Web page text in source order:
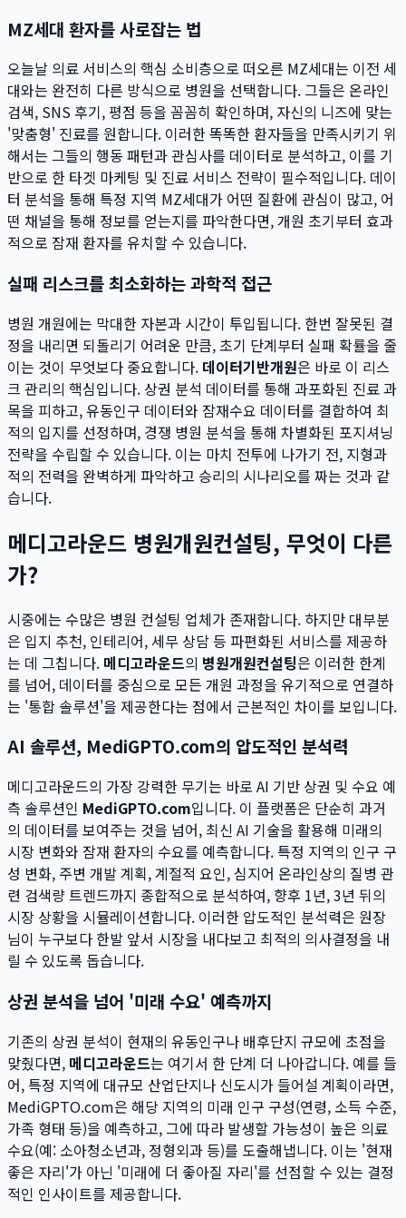
MZ세대 환자를 사로잡는 법
오늘날 의료 서비스의 핵심 소비층으로 떠오른 MZ세대는 이전 세
대와는 완전히 다른 방식으로 병원을 선택합니다. 그들은 온라인
검색, SNS 후기, 평점 등을 꼼꼼히 확인하며, 자신의 니즈에 맞는
'맞춤형' 진료를 원합니다. 이러한 똑똑한 환자들을 만족시키기 위
해서는 그들의 행동 패턴과 관심사를 데이터로 분석하고, 이를 기
반으로 한 타겟 마케팅 및 진료 서비스 전략이 필수적입니다. 데이
터 분석을 통해 특정 지역 MZ세대가 어떤 질환에 관심이 많고, 어
떤 채널을 통해 정보를 얻는지를 파악한다면, 개원 초기부터 효과
적으로 잠재 환자를 유치할 수 있습니다.
실패 리스크를 최소화하는 과학적 접근
병원 개원에는 막대한 자본과 시간이 투입됩니다. 한번 잘못된 결
정을 내리면 되돌리기 어려운 만큼, 초기 단계부터 실패 확률을 줄
이는 것이 무엇보다 중요합니다. 데이터기반개원은 바로 이 리스
크 관리의 핵심입니다. 상권 분석 데이터를 통해 과포화된 진료 과
목을 피하고, 유동인구 데이터와 잠재수요 데이터를 결합하여 최
적의 입지를 선정하며, 경쟁 병원 분석을 통해 차별화된 포지셔닝
전략을 수립할 수 있습니다. 이는 마치 전투에 나가기 전, 지형과
적의 전력을 완벽하게 파악하고 승리의 시나리오를 짜는 것과 같
습니다.
메디고라운드 병원개원컨설팅, 무엇이 다른
가?
시중에는 수많은 병원 컨설팅 업체가 존재합니다. 하지만 대부분
은 입지 추천, 인테리어, 세무 상담 등 파편화된 서비스를 제공하
는 데 그칩니다. 메디고라운드의 병원개원컨설팅은 이러한 한계
를 넘어, 데이터를 중심으로 모든 개원 과정을 유기적으로 연결하
는 '통합 솔루션'을 제공한다는 점에서 근본적인 차이를 보입니다.
AI 솔루션, MediGPTO.com의 압도적인 분석력
메디고라운드의 가장 강력한 무기는 바로 AI 기반 상권 및 수요 예
측 솔루션인 MediGPTO.com입니다. 이 플랫폼은 단순히 과거
의 데이터를 보여주는 것을 넘어, 최신 AI 기술을 활용해 미래의
시장 변화와 잠재 환자의 수요를 예측합니다. 특정 지역의 인구 구
성 변화, 주변 개발 계획, 계절적 요인, 심지어 온라인상의 질병 관
련 검색량 트렌드까지 종합적으로 분석하여, 향후 1년, 3년 뒤의
시장 상황을 시뮬레이션합니다. 이러한 압도적인 분석력은 원장
님이 누구보다 한발 앞서 시장을 내다보고 최적의 의사결정을 내
릴 수 있도록 돕습니다.
상권 분석을 넘어 '미래 수요' 예측까지
기존의 상권 분석이 현재의 유동인구나 배후단지 규모에 초점을
맞췄다면, 메디고라운드는 여기서 한 단계 더 나아갑니다. 예를 들
어, 특정 지역에 대규모 산업단지나 신도시가 들어설 계획이라면,
MediGPTO.com은 해당 지역의 미래 인구 구성(연령, 소득 수준,
가족 형태 등)을 예측하고, 그에 따라 발생할 가능성이 높은 의료
수요(예: 소아청소년과, 정형외과 등)를 도출해냅니다. 이는 '현재
좋은 자리'가 아닌 '미래에 더 좋아질 자리'를 선점할 수 있는 결정
적인 인사이트를 제공합니다.